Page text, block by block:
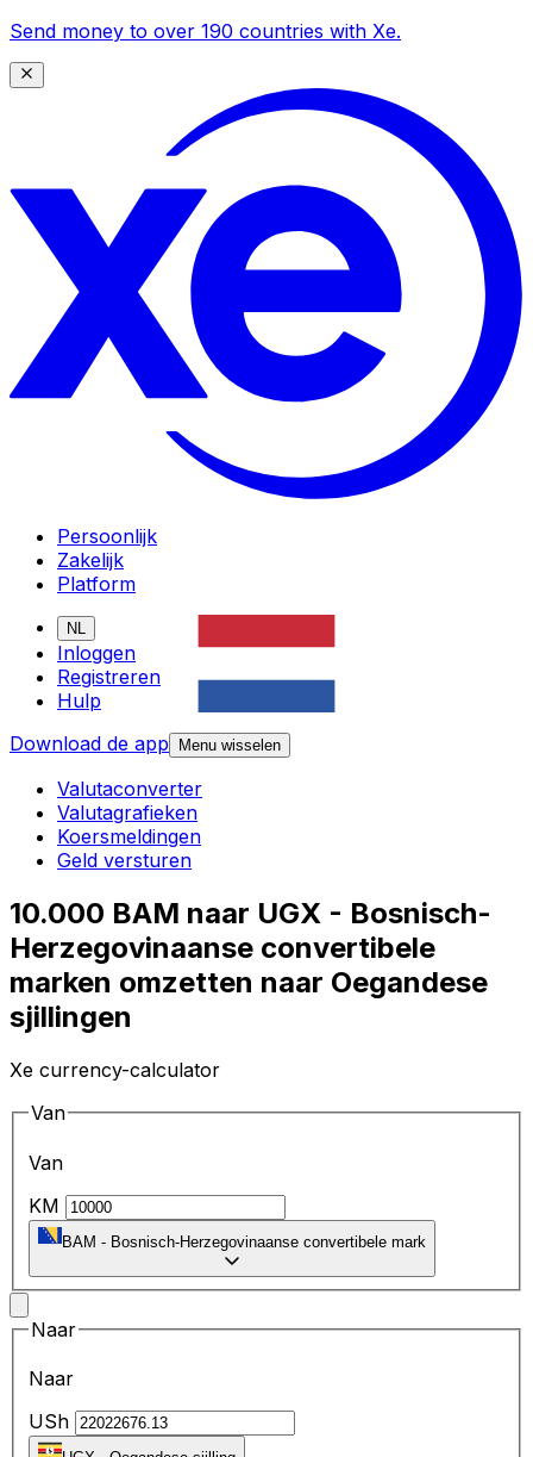
Send money to over 190 countries with Xe.
Persoonlijk
Zakelijk
Platform
NL
Inloggen
Registreren
Hulp
Download de app
Menu wisselen
Valutaconverter
Valutagrafieken
Koersmeldingen
Geld versturen
10.000 BAM naar UGX - Bosnisch-
Herzegovinaanse convertibele
marken omzetten naar Oegandese
sjillingen
Xe currency-calculator
Van
Van
KM
BAM - Bosnisch-Herzegovinaanse convertibele mark
Naar
Naar
USh